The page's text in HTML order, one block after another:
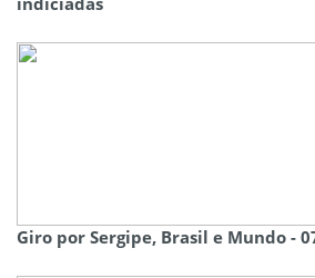
Giro por Sergipe, Brasil e Mundo -